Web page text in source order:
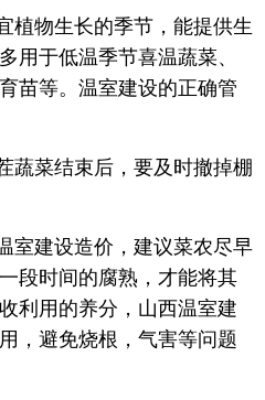
植物生长的季节，能提供生
用于低温季节喜温蔬菜、
苗等。温室建设的正确管
蔬菜结束后，要及时撤掉棚
室建设造价，建议菜农尽早
段时间的腐熟，才能将其
利用的养分，山西温室建
，避免烧根，气害等问题